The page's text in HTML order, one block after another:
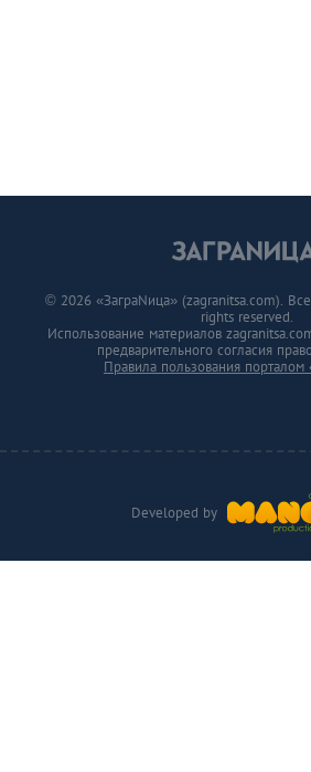
Developed by
© 2026 «ЗаграNица» (zagranitsa.com).
rights reserved.
Использование материалов
предварительного согласия
Правила пользования порталом